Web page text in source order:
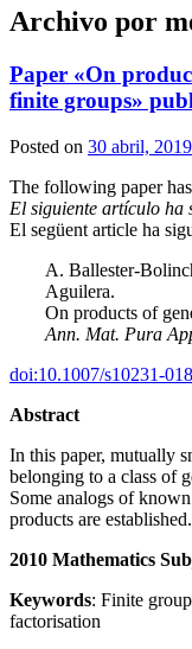
Archivo por
Paper «On
finite groups»
Posted on 30 abril, 2019
The following paper
El siguiente artículo ha
El següent article ha
A. Ballester-
Aguilera.
On products of
Ann. Mat. Pura
doi:10.1007/s10231-
Abstract
In this paper, mutually
belonging to a class of
Some analogs of
products are established.
2010 Mathematics
Keywords: Finite
factorisation